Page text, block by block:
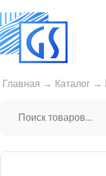
Главная → Каталог →